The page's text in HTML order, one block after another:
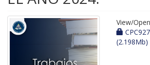
View/Open
(2.198Mb)